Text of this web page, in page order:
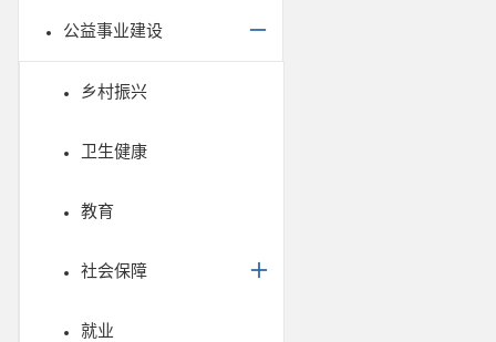
公益事业建设
乡村振兴
卫生健康
教育
社会保障
就业